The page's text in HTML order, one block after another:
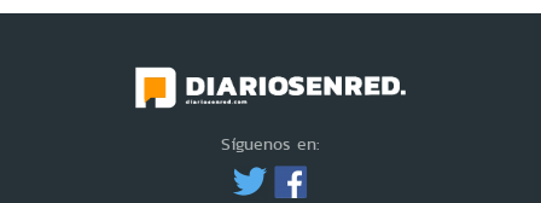
Síguenos en: